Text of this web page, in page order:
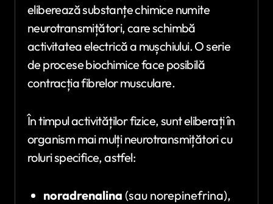
eliberează substanțe chimice numite
neurotransmițători, care schimbă
activitatea electrică a mușchiului. O serie
de procese biochimice face posibilă
contracția fibrelor musculare.
În timpul activităților fizice, sunt eliberați în
organism mai mulți neurotransmițători cu
roluri specifice, astfel:
noradrenalina (sau norepinefrina),